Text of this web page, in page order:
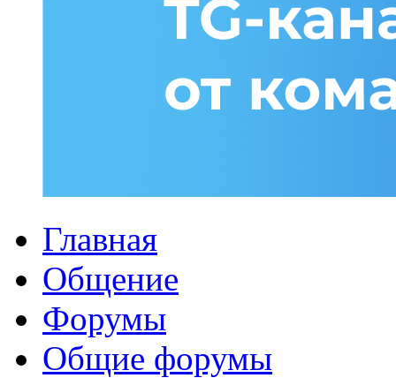
Главная
Общение
Форумы
Общие форумы